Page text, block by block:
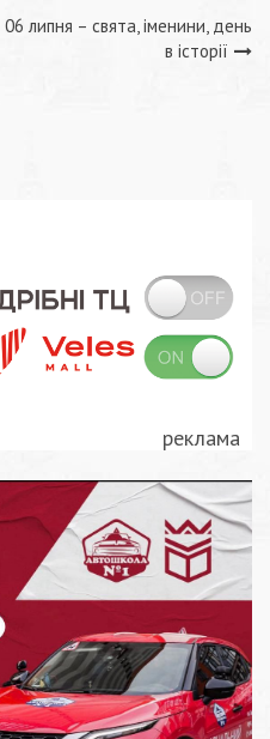
06 липня – свята, іменини, день
в історії